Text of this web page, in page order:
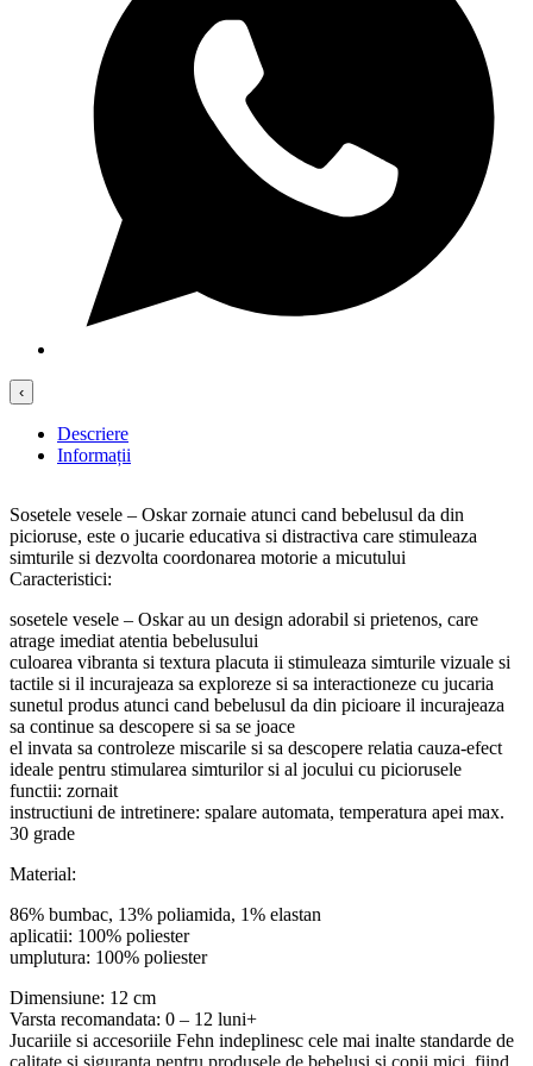
‹
Descriere
Informații
Sosetele vesele – Oskar zornaie atunci cand bebelusul da din
picioruse, este o jucarie educativa si distractiva care stimuleaza
simturile si dezvolta coordonarea motorie a micutului
Caracteristici:
sosetele vesele – Oskar au un design adorabil si prietenos, care
atrage imediat atentia bebelusului
culoarea vibranta si textura placuta ii stimuleaza simturile vizuale si
tactile si il incurajeaza sa exploreze si sa interactioneze cu jucaria
sunetul produs atunci cand bebelusul da din picioare il incurajeaza
sa continue sa descopere si sa se joace
el invata sa controleze miscarile si sa descopere relatia cauza-efect
ideale pentru stimularea simturilor si al jocului cu piciorusele
functii: zornait
instructiuni de intretinere: spalare automata, temperatura apei max.
30 grade
Material:
86% bumbac, 13% poliamida, 1% elastan
aplicatii: 100% poliester
umplutura: 100% poliester
Dimensiune: 12 cm
Varsta recomandata: 0 – 12 luni+
Jucariile si accesoriile Fehn indeplinesc cele mai inalte standarde de